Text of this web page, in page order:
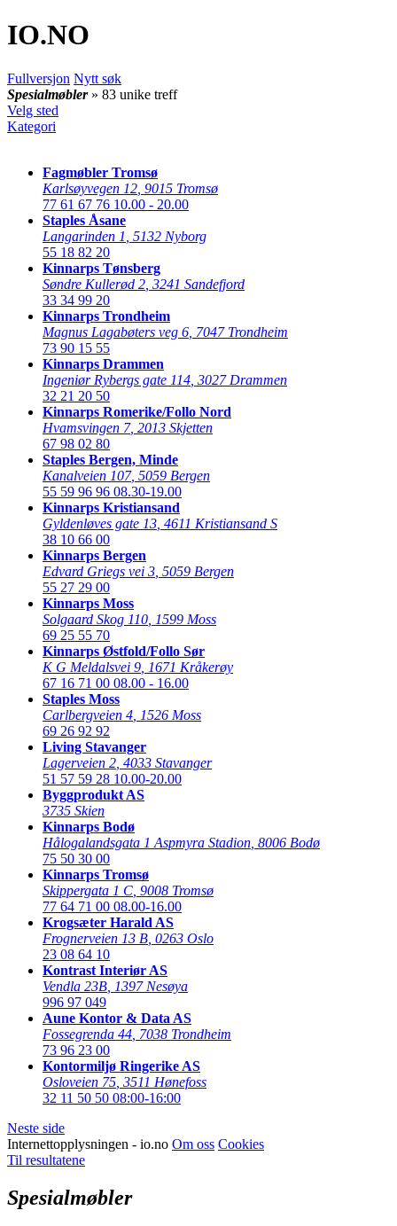
IO.NO
Fullversjon Nytt søk
Spesialmøbler » 83 unike treff
Velg sted
Kategori
Fagmøbler Tromsø
Karlsøyvegen 12 9015 Tromsø
77 61 67 76 10.00 - 20.00
Staples Åsane
Langarinden 1 5132 Nyborg
55 18 82 20
Kinnarps Tønsberg
Søndre Kullerød 2 3241 Sandefjord
33 34 99 20
Kinnarps Trondheim
Magnus Lagabøters veg 6 7047 Trondheim
73 90 15 55
Kinnarps Drammen
Ingeniør Rybergs gate 114 3027 Drammen
32 21 20 50
Kinnarps Romerike/Follo Nord
Hvamsvingen 7, 2013 Skjetten
67 98 02 80
Staples Bergen, Minde
Kanalveien 107, 5059 Bergen
55 59 96 96 08.30-19.00
Kinnarps Kristiansand
Gyldenløves gate 13 4611 Kristiansand S
38 10 66 00
Kinnarps Bergen
Edvard Griegs vei 3 5059 Bergen
55 27 29 00
Kinnarps Moss
Solgaard Skog 110 1599 Moss
69 25 55 70
Kinnarps Østfold/Follo Sør
K G Meldalsvei 9 1671 Kråkerøy
67 16 71 00 08.00 - 16.00
Staples Moss
Carlbergveien 4 1526 Moss
69 26 92 92
Living Stavanger
Lagerveien 2 4033 Stavanger
51 57 59 28 10.00-20.00
Byggprodukt AS
3735 Skien
Kinnarps Bodø
Hålogalandsgata 1 Aspmyra Stadion 8006 Bodø
75 50 30 00
Kinnarps Tromsø
Skippergata 1 C 9008 Tromsø
77 64 71 00 08.00-16.00
Krogsæter Harald AS
Frognerveien 13 B 0263 Oslo
23 08 64 10
Kontrast Interiør AS
Vendla 23B 1397 Nesøya
996 97 049
Aune Kontor & Data AS
Fossegrenda 44 7038 Trondheim
73 96 23 00
Kontormiljø Ringerike AS
Osloveien 75 3511 Hønefoss
32 11 50 50 08:00-16:00
Neste side
Internettopplysningen - io.no Om oss Cookies
Til resultatene
Spesialmøbler